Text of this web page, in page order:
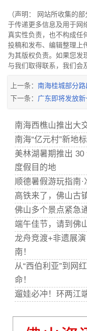
（声明： 网站所收集的
于传递更多信息及用于网
真实性负责，也不构成任
投稿和发布、编辑整理上
为其版权负责。如果您发
与我们取得联系，我们会
上一条： 南海桂城部分
下一条： 广东即将发放
南海西樵山推出大
南海“亿元村”新地
美林湖暑期推出
度假目的地
顺德暑假游玩指南·
高铁来了，佛山古
佛山多个景点紧急
端午佳节，请到佛
龙舟竞渡+非遗展
南！
从“西伯利亚”到网
命！
遛娃必冲！环两江